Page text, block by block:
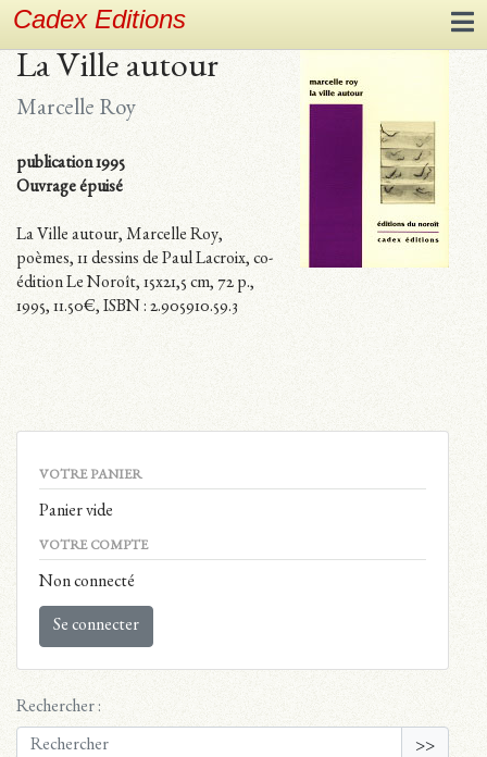
Cadex Editions
La Ville autour
Marcelle Roy
publication 1995
Ouvrage épuisé
La Ville autour, Marcelle Roy,
poèmes, 11 dessins de Paul Lacroix, co-
édition Le Noroît, 15x21,5 cm, 72 p.,
1995, 11.50€, ISBN : 2.905910.59.3
VOTRE PANIER
Panier vide
VOTRE COMPTE
Non connecté
Se connecter
Rechercher :
>>